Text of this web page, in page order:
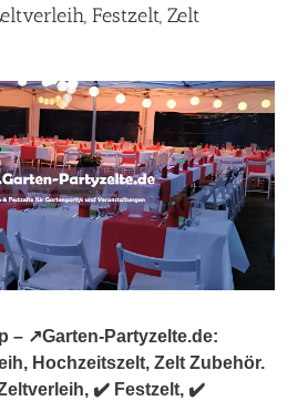
Festzelt, Zelt
– ↗️Garten-Partyzelte.de:
Hochzeitszelt, Zelt Zubehör.
✔️ Festzelt, ✔️